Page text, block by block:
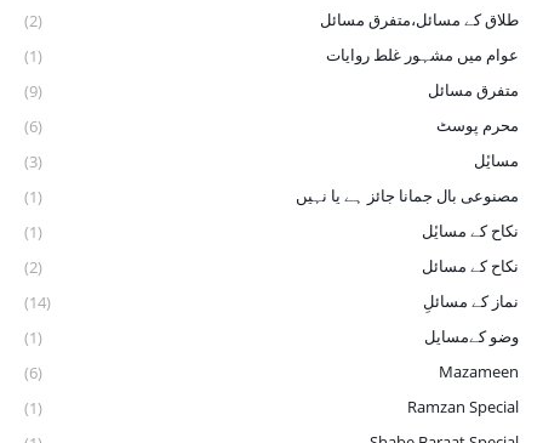
طلاق کے مسائل،متفرق مسائل
(2)
عوام میں مشہور غلط روایات
(1)
متفرق مسائل
(9)
محرم پوسٹ
(6)
مسایٔل
(3)
مصنوعی بال جمانا جائز ہے یا نہیں
(1)
نکاح کے ‏مسایٔل
(1)
نکاح کے مسائل
(2)
نماز کے مسائلِ
(14)
وضو ‏کےمسایل
(1)
Mazameen
(6)
Ramzan Special
(1)